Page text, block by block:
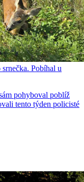
Pobíhal u
pohyboval poblíž
tento týden policisté